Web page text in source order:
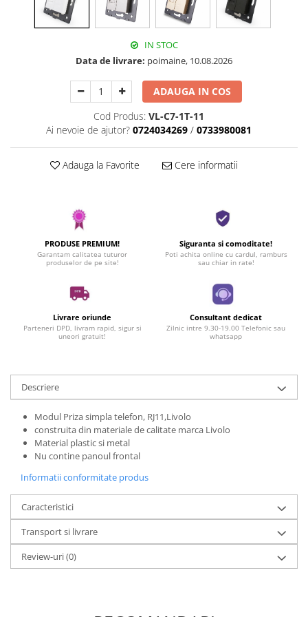
IN STOC
Data de livrare: poimaine, 10.08.2026
ADAUGA IN COS
Cod Produs: VL-C7-1T-11
Ai nevoie de ajutor? 0724034269 / 0733980081
Adauga la Favorite Cere informatii
PRODUSE PREMIUM!
Garantam calitatea tuturor
produselor de pe site!
Siguranta si comoditate!
Poti achita online cu cardul, ramburs
sau chiar in rate!
Livrare oriunde
Parteneri DPD, livram rapid, sigur si
uneori gratuit!
Consultant dedicat
Zilnic intre 9.30-19.00 Telefonic sau
whatsapp
Descriere
Modul Priza simpla telefon, RJ11,Livolo
construita din materiale de calitate marca Livolo
Material plastic si metal
Nu contine panoul frontal
Informatii conformitate produs
Caracteristici
Transport si livrare
Review-uri(0)